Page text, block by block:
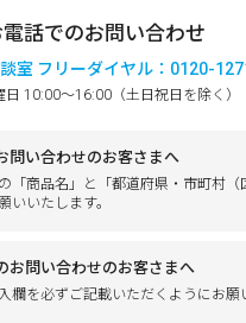
電話でのお問い合わせ
室 フリーダイヤル：0120-
日 10:00～16:00（土日祝日を除く）
問い合わせのお客さまへ
「商品名」と「都道府県・市町村（
いいたします。
お問い合わせのお客さまへ
欄を必ずご記載いただくようにお願